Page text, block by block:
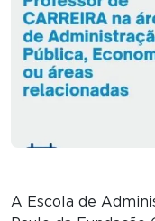
A Escola de